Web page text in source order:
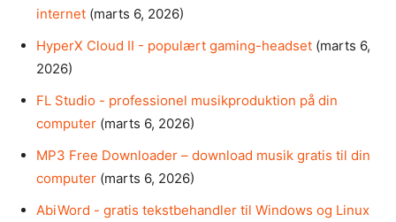
internet (marts 6, 2026)
HyperX Cloud II - populært gaming-headset (marts 6,
2026)
FL Studio - professionel musikproduktion på din
computer (marts 6, 2026)
MP3 Free Downloader – download musik gratis til din
computer (marts 6, 2026)
AbiWord - gratis tekstbehandler til Windows og Linux